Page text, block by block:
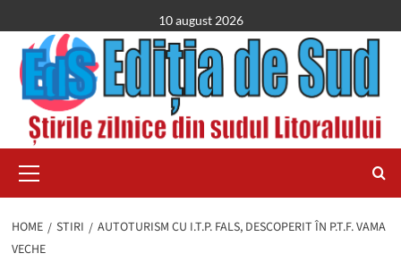
to
content
10 august 2026
Menu
HOME STIRI
AUTOTURISM CU I.T.P. FALS, DESCOPERIT ÎN P.T.F. VAMA
VECHE